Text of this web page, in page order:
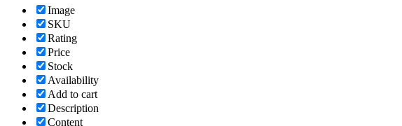
Image
SKU
Rating
Price
Stock
Availability
Add to cart
Description
Content